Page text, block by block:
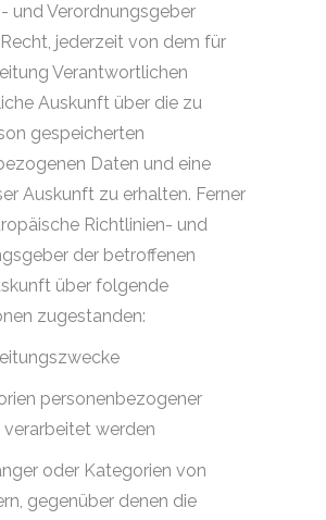
und Verordnungsgeber
jederzeit von dem für
Verantwortlichen
Auskunft über die zu
gespeicherten
Daten und eine
Auskunft zu erhalten. Ferner
Richtlinien- und
der betroffenen
über folgende
zugestanden:
personenbezogener
verarbeitet werden
oder Kategorien von
gegenüber denen die